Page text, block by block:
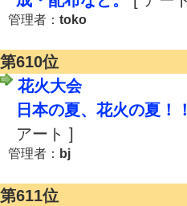
管理者： toko
第610位
花火大会
日本の夏、花火の夏！
アート ]
管理者： bj
第611位